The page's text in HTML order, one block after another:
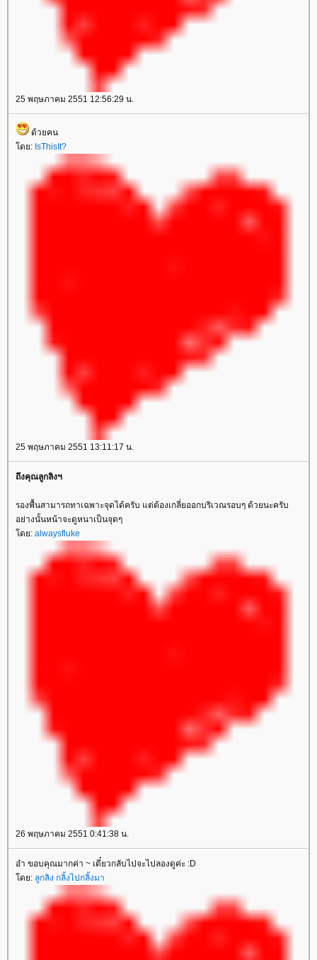
25 พฤษภาคม 2551 12:56:29 น.
ด้วยคน
ดย: IsThisIt?
25 พฤษภาคม 2551 13:11:17 น.
ถึงคุณลูกลิงฯ
รองพื้นสามารถทาเฉพาะจุดได้ครับ แต่ต้องเกลี่ยออกบริเวณรอบๆ ด้วยนะครับ
อย่างนั้นหน้าจะดูหนาเป็นจุดๆ
ดย: alwaysfluke
26 พฤษภาคม 2551 0:41:38 น.
อ๋า ขอบคุณมากค่า ~ เดี๋ยวกลับไปจะไปลองดูค่ะ :D
ดย: ลูกลิง กลิ้งไปกลิ้งมา